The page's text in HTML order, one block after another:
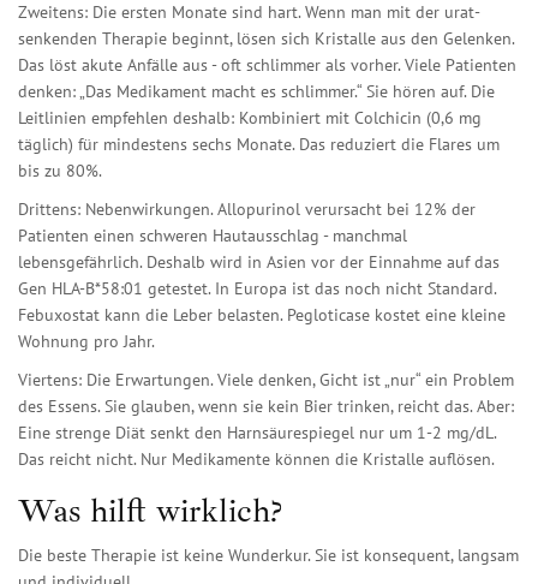
Zweitens: Die ersten Monate sind hart. Wenn man mit der urat-
senkenden Therapie beginnt, lösen sich Kristalle aus den Gelenken.
Das löst akute Anfälle aus - oft schlimmer als vorher. Viele Patienten
denken: „Das Medikament macht es schlimmer.“ Sie hören auf. Die
Leitlinien empfehlen deshalb: Kombiniert mit Colchicin (0,6 mg
täglich) für mindestens sechs Monate. Das reduziert die Flares um
bis zu 80%.
Drittens: Nebenwirkungen. Allopurinol verursacht bei 12% der
Patienten einen schweren Hautausschlag - manchmal
lebensgefährlich. Deshalb wird in Asien vor der Einnahme auf das
Gen HLA-B*58:01 getestet. In Europa ist das noch nicht Standard.
Febuxostat kann die Leber belasten. Pegloticase kostet eine kleine
Wohnung pro Jahr.
Viertens: Die Erwartungen. Viele denken, Gicht ist „nur“ ein Problem
des Essens. Sie glauben, wenn sie kein Bier trinken, reicht das. Aber:
Eine strenge Diät senkt den Harnsäurespiegel nur um 1-2 mg/dL.
Das reicht nicht. Nur Medikamente können die Kristalle auflösen.
Was hilft wirklich?
Die beste Therapie ist keine Wunderkur. Sie ist konsequent, langsam